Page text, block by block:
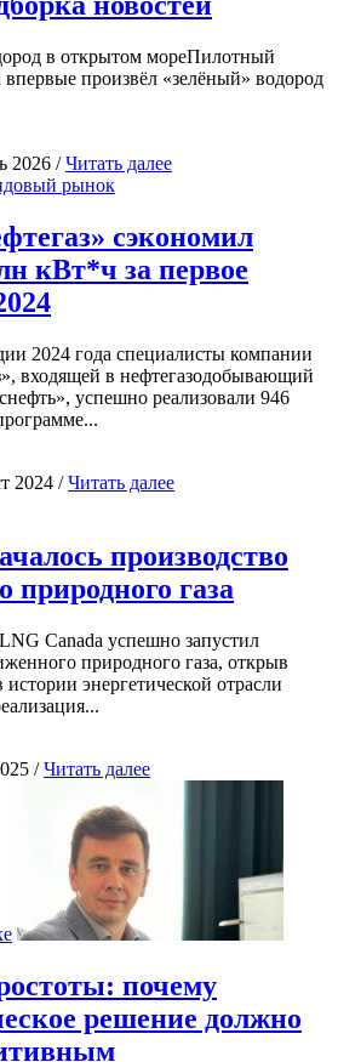
в открытом мореПилотный
произвёл «зелёный» водород
2026 /Читать далее
рынок
сэкономил
кВт*ч за первое
2024 года специалисты компании
входящей в нефтегазодобывающий
успешно реализовали 946
2024 /Читать далее
производство
природного газа
Canada успешно запустил
природного газа, открыв
энергетической отрасли
/Читать далее
почему
решение должно